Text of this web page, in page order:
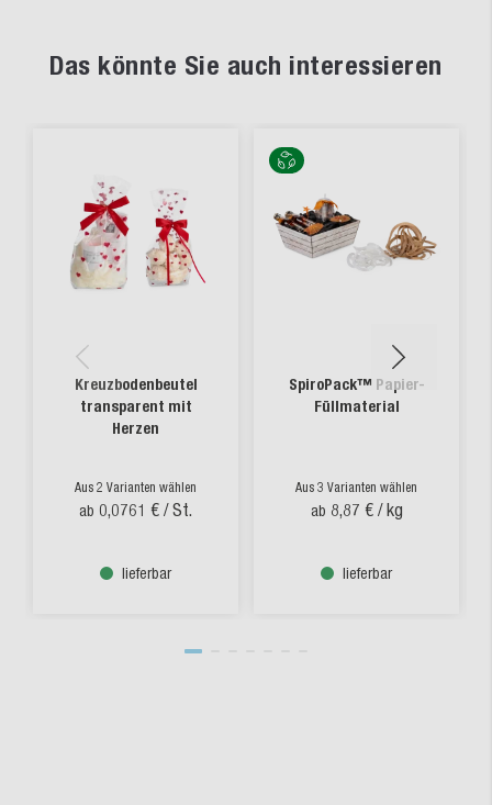
Das könnte Sie auch interessieren
Kreuzbodenbeutel
transparent mit
Herzen
Aus 2 Varianten wählen
ab 0,0761 € / St.
lieferbar
SpiroPack™ Papier-
Füllmaterial
Aus 3 Varianten wählen
ab 8,87 € / kg
lieferbar